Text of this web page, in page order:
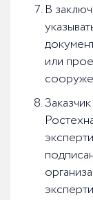
В
или